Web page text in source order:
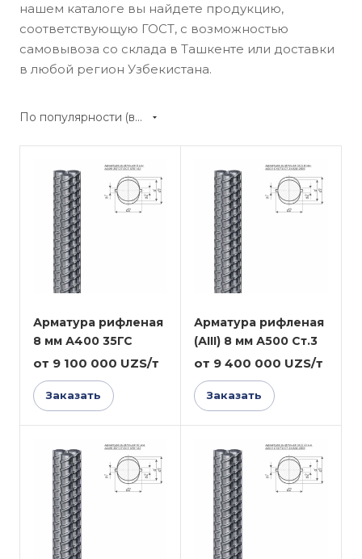
нашем каталоге вы найдете продукцию,
соответствующую ГОСТ, с возможностью
самовывоза со склада в Ташкенте или доставки
в любой регион Узбекистана.
По популярности (возрастание)
Арматура рифленая
8 мм А400 35ГС
от 9 100 000 UZS/т
Заказать
Арматура рифленая
(АIII) 8 мм А500 Ст.3
от 9 400 000 UZS/т
Заказать